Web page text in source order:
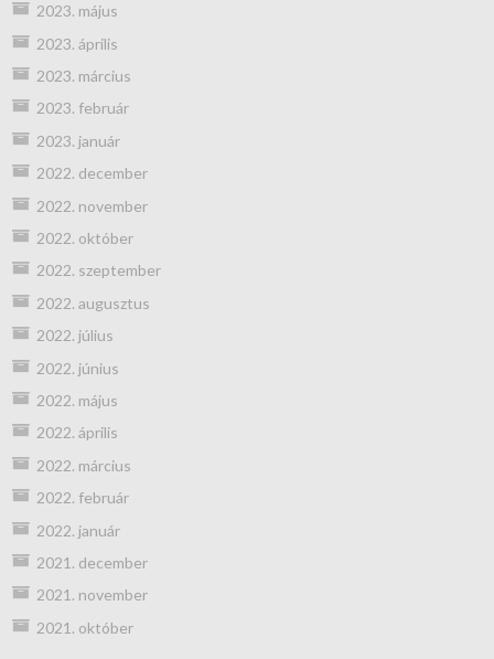
2023. május
2023. április
2023. március
2023. február
2023. január
2022. december
2022. november
2022. október
2022. szeptember
2022. augusztus
2022. július
2022. június
2022. május
2022. április
2022. március
2022. február
2022. január
2021. december
2021. november
2021. október